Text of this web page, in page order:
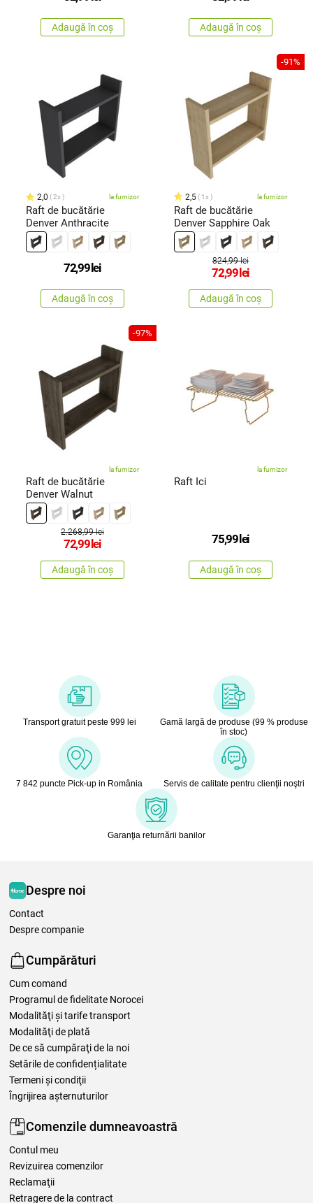
Adaugă în coș Adaugă în coș
2,0 2x la furnizor
Raft de bucătărie
Denver Anthracite
72,99 lei
Adaugă în coș
-91%
2,5 1x la furnizor
Raft de bucătărie
Denver Sapphire Oak
824,99 lei
72,99 lei
Adaugă în coș
-97%
la furnizor
Raft de bucătărie
Denver Walnut
2.268,99 lei
72,99 lei
Adaugă în coș
la furnizor
Raft Ici
75,99 lei
Adaugă în coș
Transport gratuit peste 999 lei
Gamă largă de produse (99 % produse
în stoc)
7 842 puncte Pick-up in România Servis de calitate pentru clienţii noştri
Garanţia returnării banilor
Despre noi
Contact
Despre companie
Cumpărături
Cum comand
Programul de fidelitate Norocei
Modalităţi şi tarife transport
Modalităţi de plată
De ce să cumpăraţi de la noi
Setările de confidențialitate
Termeni şi condiţii
Îngrijirea așternuturilor
Comenzile dumneavoastră
Contul meu
Revizuirea comenzilor
Reclamaţii
Retragere de la contract